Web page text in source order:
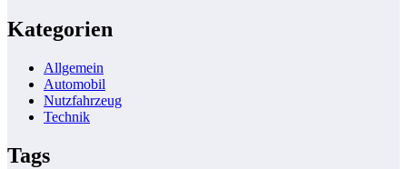
Kategorien
Allgemein
Automobil
Nutzfahrzeug
Technik
Tags